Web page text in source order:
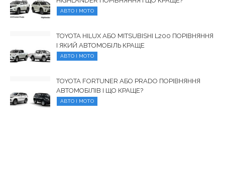
АВТО І МОТО
TOYOTA HILUX АБО MITSUBISHI L200 ПОРІВНЯННЯ
І ЯКИЙ АВТОМОБІЛЬ КРАЩЕ
АВТО І МОТО
TOYOTA FORTUNER АБО PRADO ПОРІВНЯННЯ
АВТОМОБІЛІВ І ЩО КРАЩЕ?
АВТО І МОТО